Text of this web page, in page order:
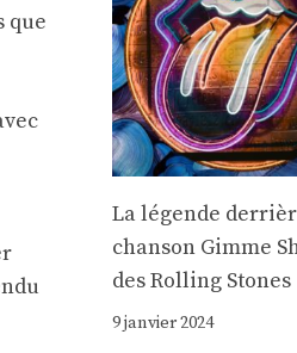
que
La légende
chanson Gimme
des Rolling Stones
9 janvier 2024